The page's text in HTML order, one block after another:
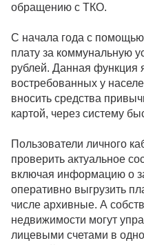
обращению с ТКО.
С начала года с
плату за коммунальную
рублей. Данная функция
востребованных у
вносить средства
картой, через систему
Пользователи личного
проверить актуальное
включая информацию о
оперативно выгрузить
числе архивные. А
недвижимости могут
лицевыми счетами в